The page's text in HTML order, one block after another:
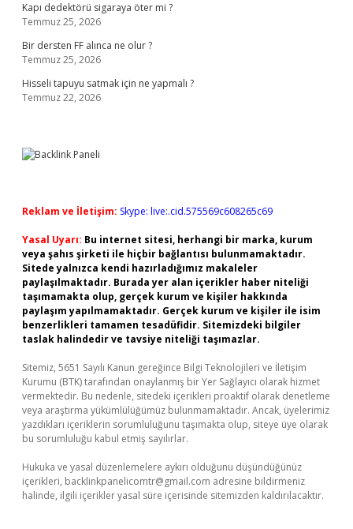
Kapı dedektörü sigaraya öter mi ?
Temmuz 25, 2026
Bir dersten FF alınca ne olur ?
Temmuz 25, 2026
Hisseli tapuyu satmak için ne yapmalı ?
Temmuz 22, 2026
Reklam ve İletişim: Skype: live:.cid.575569c608265c69
Yasal Uyarı: Bu internet sitesi, herhangi bir marka, kurum
veya şahıs şirketi ile hiçbir bağlantısı bulunmamaktadır.
Sitede yalnızca kendi hazırladığımız makaleler
paylaşılmaktadır. Burada yer alan içerikler haber niteliği
taşımamakta olup, gerçek kurum ve kişiler hakkında
paylaşım yapılmamaktadır. Gerçek kurum ve kişiler ile isim
benzerlikleri tamamen tesadüfidir. Sitemizdeki bilgiler
taslak halindedir ve tavsiye niteliği taşımazlar.
Sitemiz, 5651 Sayılı Kanun gereğince Bilgi Teknolojileri ve İletişim
Kurumu (BTK) tarafından onaylanmış bir Yer Sağlayıcı olarak hizmet
vermektedir. Bu nedenle, sitedeki içerikleri proaktif olarak denetleme
veya araştırma yükümlülüğümüz bulunmamaktadır. Ancak, üyelerimiz
yazdıkları içeriklerin sorumluluğunu taşımakta olup, siteye üye olarak
bu sorumluluğu kabul etmiş sayılırlar.
Hukuka ve yasal düzenlemelere aykırı olduğunu düşündüğünüz
içerikleri, backlinkpanelicomtr@gmail.com adresine bildirmeniz
halinde, ilgili içerikler yasal süre içerisinde sitemizden kaldırılacaktır.